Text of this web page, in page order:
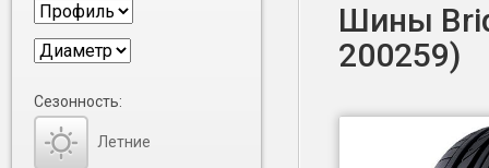
Шины
200259)
Сезонность:
Летние